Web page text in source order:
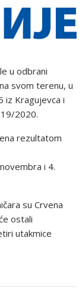
u odbrani
svom terenu, u
iz Kragujevca i
2020.
rezultatom
i 4.
su Crvena
ostali
utakmice